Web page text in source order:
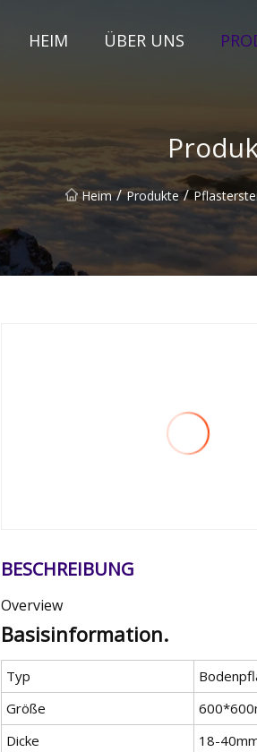
HEIM ÜBER UNS
Heim / Produkte /
BESCHREIBUNG
Overview
Basisinformation.
Typ
Größe
Dicke
18-